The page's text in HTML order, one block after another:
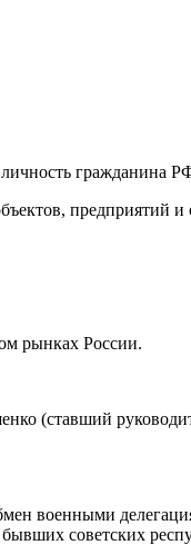
гражданина
предприятий
рынках России.
(ставший
военными
советских